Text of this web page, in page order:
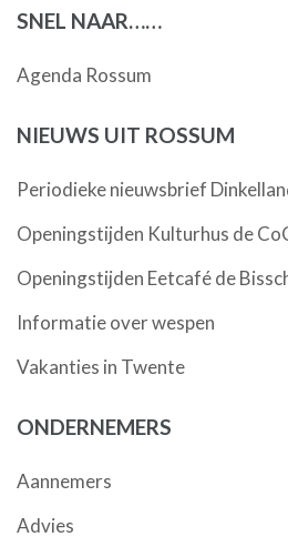
SNEL NAAR……
Agenda Rossum
NIEUWS UIT ROSSUM
Periodieke nieuwsbrief
Openingstijden Kulturhus de
Openingstijden Eetcafé de
Informatie over wespen
Vakanties in Twente
ONDERNEMERS
Aannemers
Advies